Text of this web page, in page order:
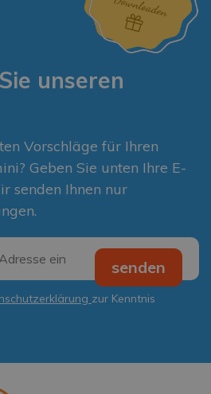
unseren
Vorschläge für Ihren
Geben Sie unten Ihre E-
senden Ihnen nur
zur Kenntnis
senden